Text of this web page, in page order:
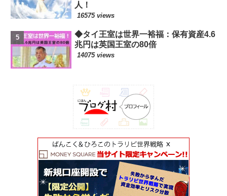
人！
16575 views
◆タイ王室は世界一裕福：保有資産4.6
兆円は英国王室の80倍
14075 views